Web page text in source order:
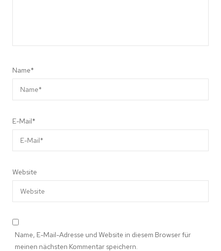
Name*
E-Mail*
Website
Name, E-Mail-Adresse und Website in diesem Browser für
meinen nächsten Kommentar speichern.